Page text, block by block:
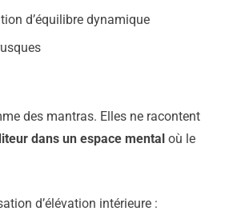
d’équilibre dynamique
des mantras. Elles ne racontent
dans un espace mental où le
d’élévation intérieure :